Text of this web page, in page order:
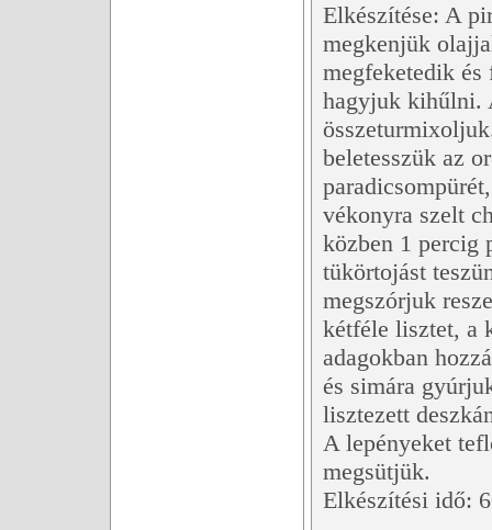
Elkészítése: A
megkenjük
megfeketedik
hagyjuk kihűlni.
beletesszük az
vékonyra szelt
közben 1 percig
tükörtojást
megszórjuk
kétféle lisztet, a
adagokban
és simára
lisztezett
A lepényeket
megsütjük.
Elkészítési idő: